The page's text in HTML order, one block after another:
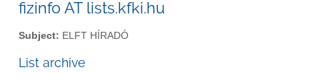
fizinfo AT lists.kfki.hu
Subject: ELFT HÍRADÓ
List archive